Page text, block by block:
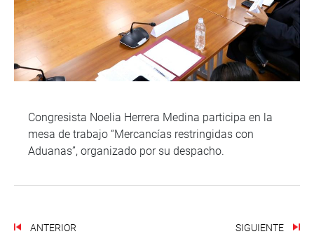
Congresista Noelia Herrera Medina participa en la
mesa de trabajo “Mercancías restringidas con
Aduanas”, organizado por su despacho.
ANTERIOR SIGUIENTE